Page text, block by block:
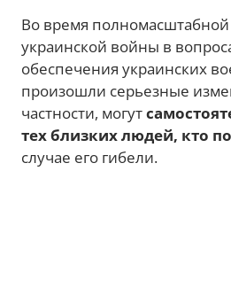
Во время полномасштабной
украинской войны в
обеспечения украинских
произошли серьезные
частности, могут
тех близких людей, кто
случае его гибели.